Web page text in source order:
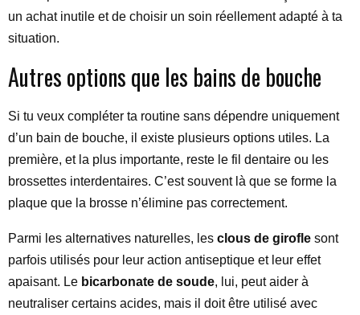
un achat inutile et de choisir un soin réellement adapté à ta
situation.
Autres options que les bains de bouche
Si tu veux compléter ta routine sans dépendre uniquement
d’un bain de bouche, il existe plusieurs options utiles. La
première, et la plus importante, reste le fil dentaire ou les
brossettes interdentaires. C’est souvent là que se forme la
plaque que la brosse n’élimine pas correctement.
Parmi les alternatives naturelles, les clous de girofle sont
parfois utilisés pour leur action antiseptique et leur effet
apaisant. Le bicarbonate de soude, lui, peut aider à
neutraliser certains acides, mais il doit être utilisé avec